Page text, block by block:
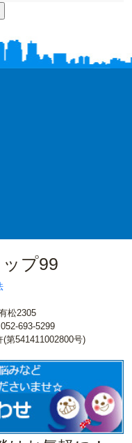
プ99
松2305
693-5299
第541411002800号)